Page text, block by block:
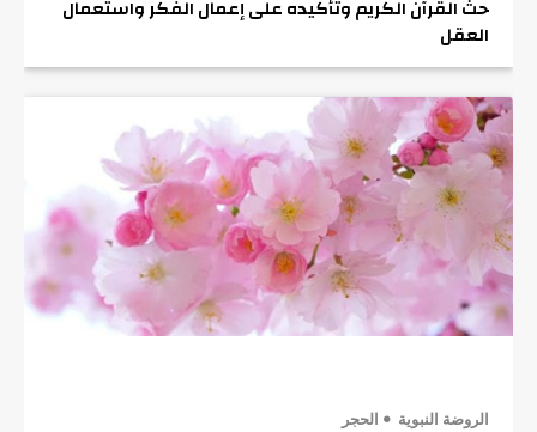
حث القرآن الكريم وتأكيده على إعمال الفكر واستعمال
العقل
الروضة النبوية الحجر